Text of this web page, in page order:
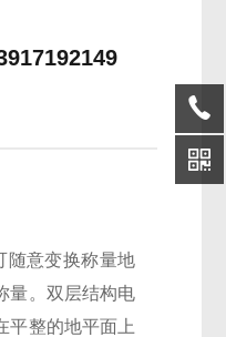
随意变换称量地
量。双层结构电
平整的地平面上